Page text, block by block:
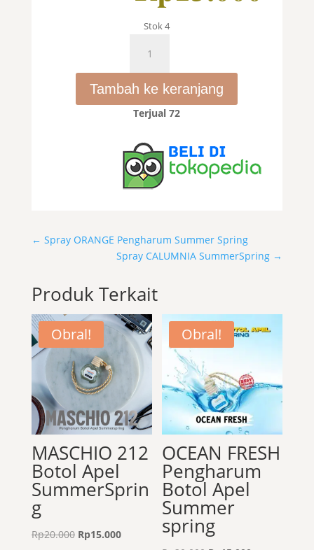
Stok 4
CALUMNIA
Botol
Apel
SummerSpring
Tambah ke keranjang
Terjual 72
← Spray ORANGE Pengharum Summer Spring
Spray CALUMNIA SummerSpring →
Produk Terkait
Obral!
MASCHIO 212
Botol Apel
SummerSprin
g
Rp20.000 Harga
Rp15.000Harga
Obral!
OCEAN FRESH
Pengharum
Botol Apel
Summer
spring